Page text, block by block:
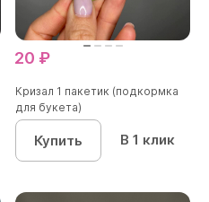
20 ₽
Кризал 1 пакетик (подкормка
для букета)
Купить В 1 клик